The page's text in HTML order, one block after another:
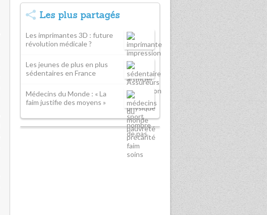
Les plus partagés
Les imprimantes 3D : future
révolution médicale ?
Les jeunes de plus en plus
sédentaires en France
Médecins du Monde : « La
faim justifie des moyens »